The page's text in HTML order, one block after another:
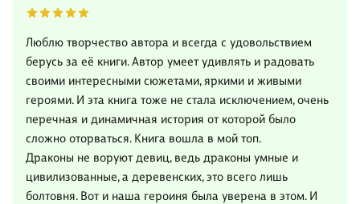
Люблю творчество автора и всегда с удовольствием
берусь за её книги. Автор умеет удивлять и радовать
своими интересными сюжетами, яркими и живыми
героями. И эта книга тоже не стала исключением, очень
перечная и динамичная история от которой было
сложно оторваться. Книга вошла в мой топ.
Драконы не воруют девиц, ведь драконы умные и
цивилизованные, а деревенских, это всего лишь
болтовня. Вот и наша героиня была уверена в этом. И